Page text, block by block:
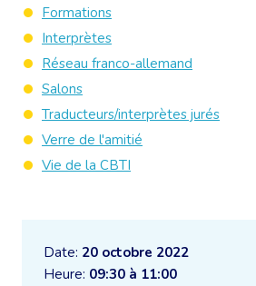
Date: 20 octobre 2022
Heure: 09:30 à 11:00
Formations
Interprètes
Réseau franco-allemand
Salons
Traducteurs/interprètes jurés
Verre de l'amitié
Vie de la CBTI